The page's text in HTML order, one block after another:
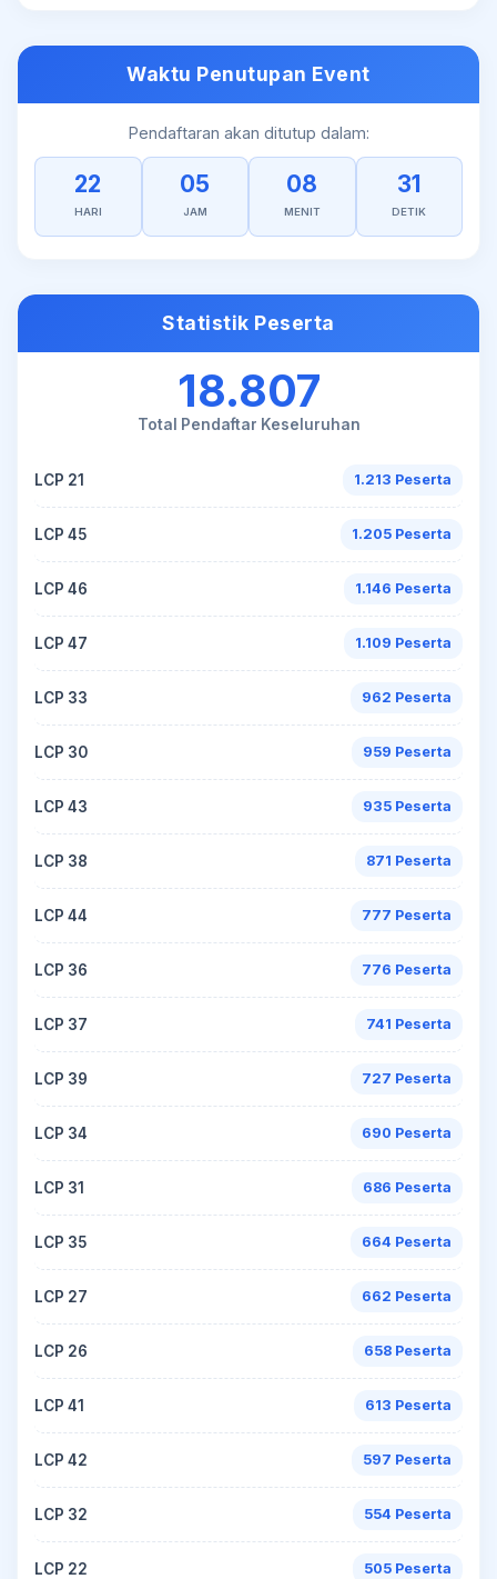
Waktu Penutupan Event
Pendaftaran akan ditutup dalam:
22
HARI
05
JAM
08
MENIT
31
DETIK
Statistik Peserta
18.807
Total Pendaftar Keseluruhan
LCP 21 1.213 Peserta
LCP 45 1.205 Peserta
LCP 46 1.146 Peserta
LCP 47 1.109 Peserta
LCP 33 962 Peserta
LCP 30 959 Peserta
LCP 43 935 Peserta
LCP 38 871 Peserta
LCP 44 777 Peserta
LCP 36 776 Peserta
LCP 37 741 Peserta
LCP 39 727 Peserta
LCP 34 690 Peserta
LCP 31 686 Peserta
LCP 35 664 Peserta
LCP 27 662 Peserta
LCP 26 658 Peserta
LCP 41 613 Peserta
LCP 42 597 Peserta
LCP 32 554 Peserta
LCP 22 505 Peserta